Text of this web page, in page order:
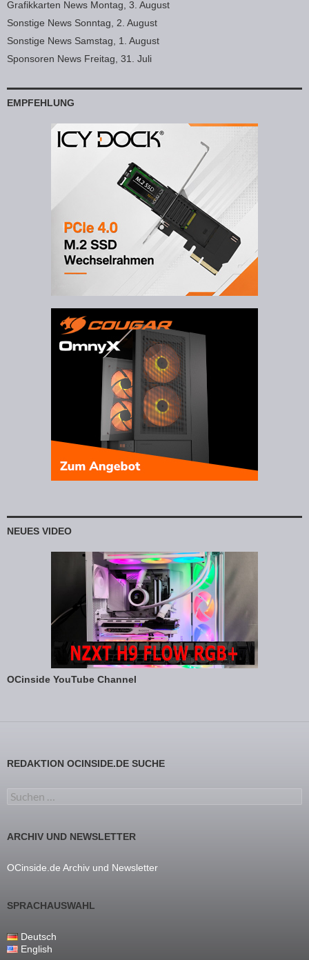
Grafikkarten News Montag, 3. August
Sonstige News Sonntag, 2. August
Sonstige News Samstag, 1. August
Sponsoren News Freitag, 31. Juli
EMPFEHLUNG
NEUES VIDEO
OCinside YouTube Channel
REDAKTION OCINSIDE.DE SUCHE
Suchen nach:
ARCHIV UND NEWSLETTER
OCinside.de Archiv und Newsletter
SPRACHAUSWAHL
Deutsch
English